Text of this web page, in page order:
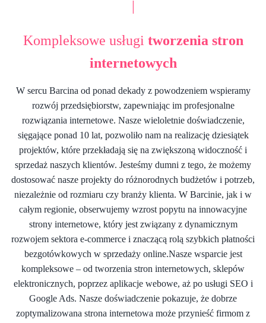
Kompleksowe usługi tworzenia stron
internetowych
W sercu Barcina od ponad dekady z powodzeniem wspieramy
rozwój przedsiębiorstw, zapewniając im profesjonalne
rozwiązania internetowe. Nasze wieloletnie doświadczenie,
sięgające ponad 10 lat, pozwoliło nam na realizację dziesiątek
projektów, które przekładają się na zwiększoną widoczność i
sprzedaż naszych klientów. Jesteśmy dumni z tego, że możemy
dostosować nasze projekty do różnorodnych budżetów i potrzeb,
niezależnie od rozmiaru czy branży klienta. W Barcinie, jak i w
całym regionie, obserwujemy wzrost popytu na innowacyjne
strony internetowe, który jest związany z dynamicznym
rozwojem sektora e-commerce i znaczącą rolą szybkich płatności
bezgotówkowych w sprzedaży online.Nasze wsparcie jest
kompleksowe – od tworzenia stron internetowych, sklepów
elektronicznych, poprzez aplikacje webowe, aż po usługi SEO i
Google Ads. Nasze doświadczenie pokazuje, że dobrze
zoptymalizowana strona internetowa może przynieść firmom z